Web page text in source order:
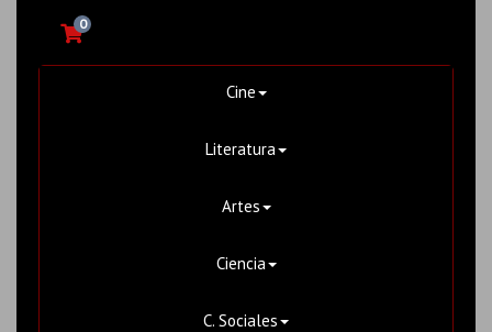
0
Cine
Literatura
Artes
Ciencia
C. Sociales